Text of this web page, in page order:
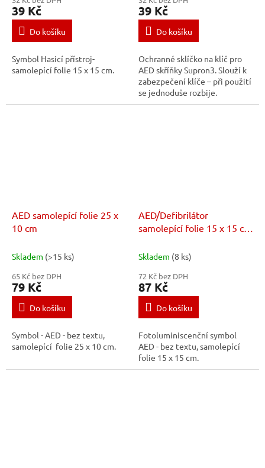
39 Kč
Do košíku
Symbol Hasicí přístroj-
samolepící folie 15 x 15 cm.
39 Kč
Do košíku
Ochranné sklíčko na klíč pro
AED skříňky Supron3. Slouží k
zabezpečení klíče – při použití
se jednoduše rozbije.
AED samolepící folie 25 x
10 cm
Skladem (>15 ks)
65 Kč bez DPH
79 Kč
Do košíku
Symbol - AED - bez textu,
samolepící folie 25 x 10 cm.
AED/Defibrilátor
samolepící folie 15 x 15 cm
samolepka
Skladem (8 ks)
72 Kč bez DPH
87 Kč
Do košíku
Fotoluminiscenční symbol
AED - bez textu, samolepící
folie 15 x 15 cm.